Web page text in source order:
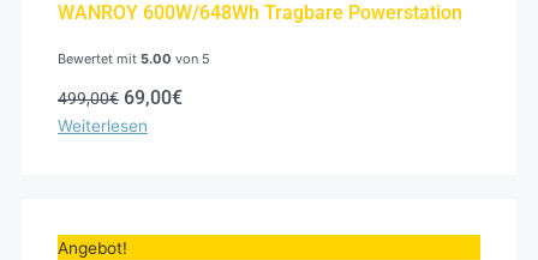
WANROY 600W/648Wh Tragbare Powerstation
Bewertet mit 5.00 von 5
499,00€ 69,00€
Weiterlesen
Angebot!Preis
Preis